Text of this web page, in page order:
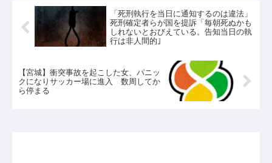
「死刑執行を当日に通知するのは違法」
死刑確定者らが国を提訴「毎朝死ぬかも
しれないとおびえている。告知当日の執
行は非人間的｣
【宮城】衝突事故を起こした女、パニッ
クになりサッカー場に進入 数周してか
ら停まる